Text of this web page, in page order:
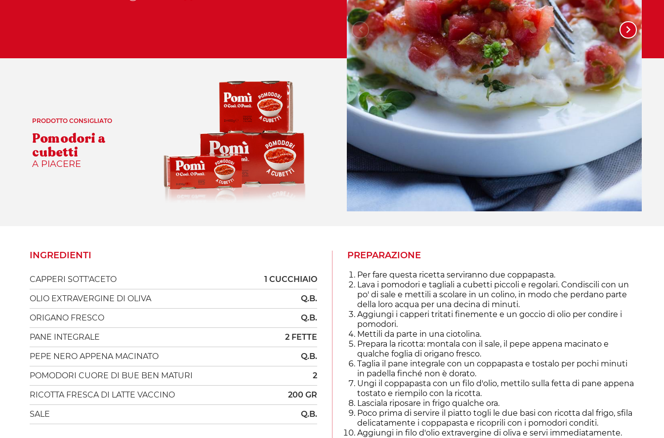
PRODOTTO CONSIGLIATO
Pomodori a
cubetti
A PIACERE
INGREDIENTI
CAPPERI SOTT'ACETO 1 CUCCHIAIO
OLIO EXTRAVERGINE DI OLIVA Q.B.
ORIGANO FRESCO Q.B.
PANE INTEGRALE 2 FETTE
PEPE NERO APPENA MACINATO Q.B.
POMODORI CUORE DI BUE BEN MATURI 2
RICOTTA FRESCA DI LATTE VACCINO 200 GR
SALE Q.B.
PREPARAZIONE
Per fare questa ricetta serviranno due coppapasta.
Lava i pomodori e tagliali a cubetti piccoli e regolari. Condiscili con un
po' di sale e mettili a scolare in un colino, in modo che perdano parte
della loro acqua per una decina di minuti.
Aggiungi i capperi tritati finemente e un goccio di olio per condire i
pomodori.
Mettili da parte in una ciotolina.
Prepara la ricotta: montala con il sale, il pepe appena macinato e
qualche foglia di origano fresco.
Taglia il pane integrale con un coppapasta e tostalo per pochi minuti
in padella finché non è dorato.
Ungi il coppapasta con un filo d'olio, mettilo sulla fetta di pane appena
tostato e riempilo con la ricotta.
Lasciala riposare in frigo qualche ora.
Poco prima di servire il piatto togli le due basi con ricotta dal frigo, sfila
delicatamente i coppapasta e ricoprili con i pomodori conditi.
Aggiungi in filo d'olio extravergine di oliva e servi immediatamente.